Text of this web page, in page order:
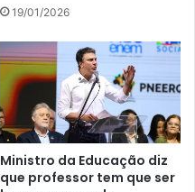
19/01/2026
Ministro da Educação diz
que professor tem que ser